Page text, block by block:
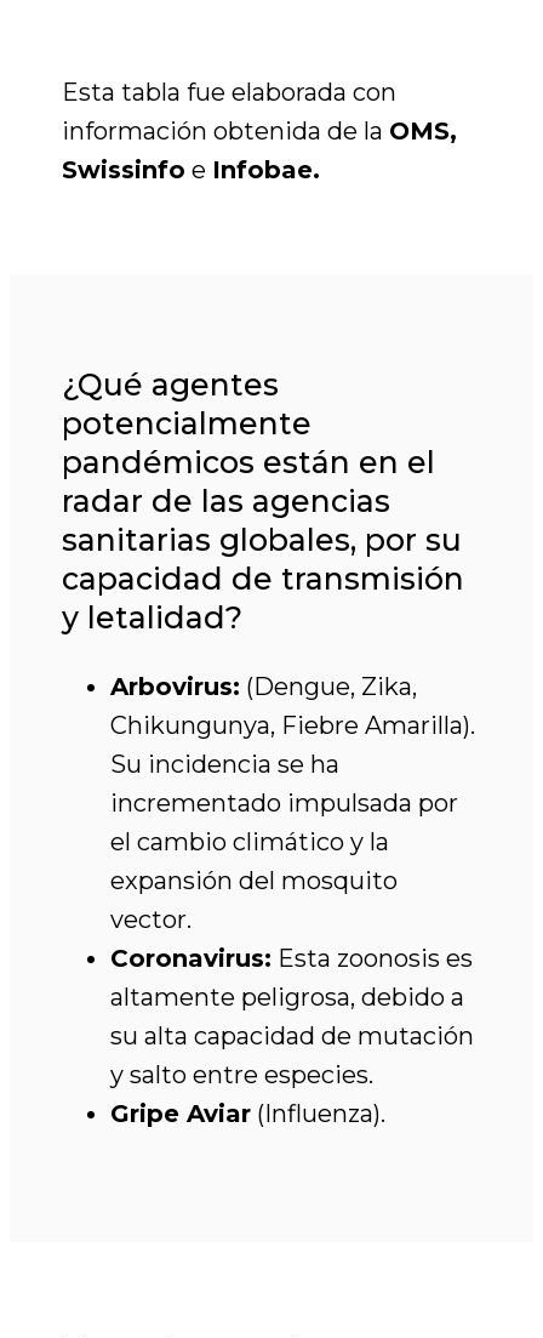
Esta tabla fue elaborada con
información obtenida de la OMS,
Swissinfo e Infobae.
¿Qué agentes
potencialmente
pandémicos están en el
radar de las agencias
sanitarias globales, por su
capacidad de transmisión
y letalidad?
Arbovirus: (Dengue, Zika,
Chikungunya, Fiebre Amarilla).
Su incidencia se ha
incrementado impulsada por
el cambio climático y la
expansión del mosquito
vector.
Coronavirus: Esta zoonosis es
altamente peligrosa, debido a
su alta capacidad de mutación
y salto entre especies.
Gripe Aviar (Influenza).